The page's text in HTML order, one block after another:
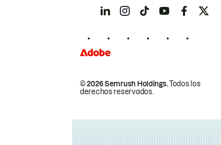
© 2026 Semrush Holdings.Todos los
derechos reservados.